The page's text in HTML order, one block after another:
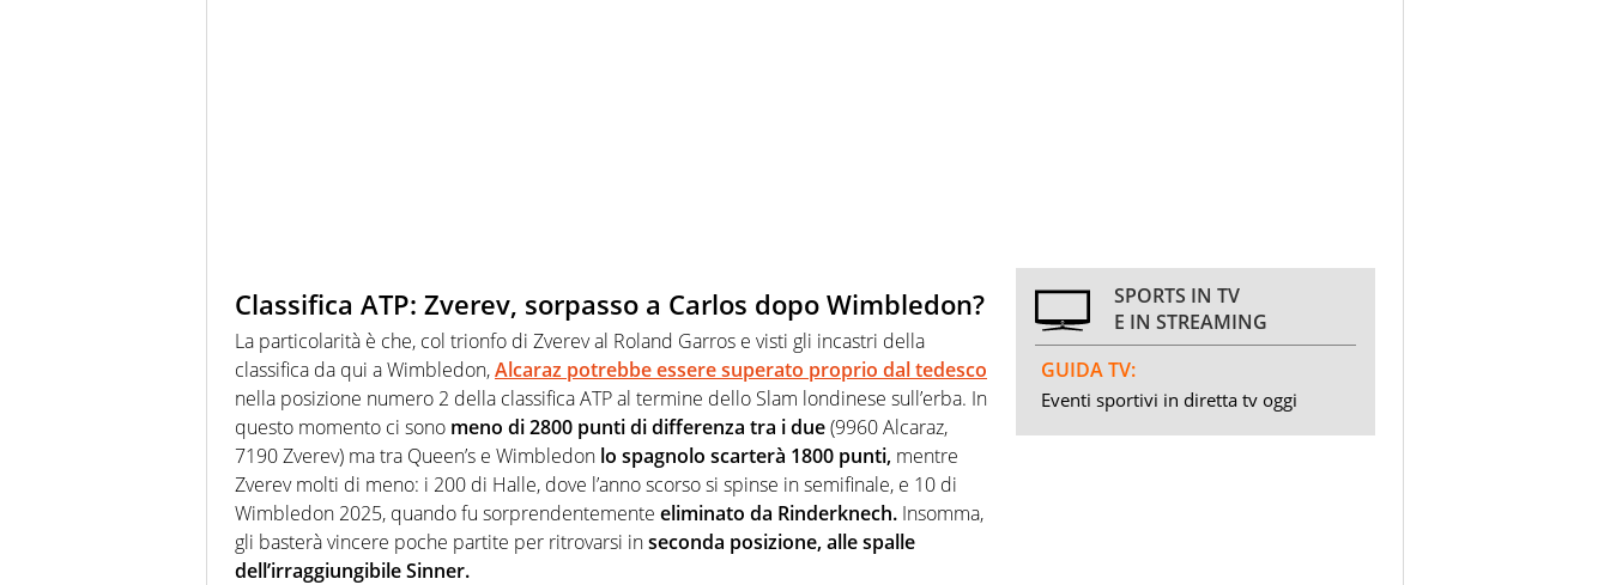
Classifica ATP: Zverev, sorpasso a Carlos dopo Wimbledon?
La particolarità è che, col trionfo di Zverev al Roland Garros e visti gli incastri della
classifica da qui a Wimbledon,Alcaraz potrebbe essere superato proprio dal tedesco
nella posizione numero 2 della classifica ATP al termine dello Slam londinese sull’erba. In
questo momento ci sono meno di 2800 punti di differenza tra i due(9960 Alcaraz,
7190 Zverev) ma tra Queen’s e Wimbledon lo spagnolo scarterà 1800 punti, mentre
Zverev molti di meno: i 200 di Halle, dove l’anno scorso si spinse in semifinale, e 10 di
Wimbledon 2025, quando fu sorprendentemente eliminato da Rinderknech. Insomma,
gli basterà vincere poche partite per ritrovarsi inseconda posizione, alle spalle
dell’irraggiungibile Sinner.
SPORTS IN TV
E IN STREAMING
GUIDA TV:
Eventi sportivi in diretta tv oggi